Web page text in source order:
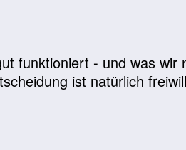
funktioniert - und was
ist natürlich